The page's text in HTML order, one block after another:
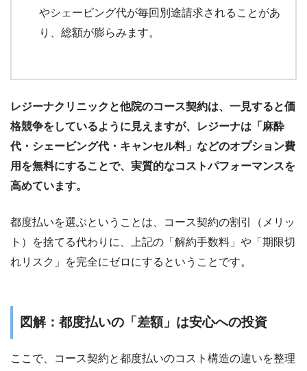
やシェービング代が毎回別途請求されることがあ
り、総額が膨らみます。
レジーナクリニックと他院のコース契約は、一見すると価
格競争をしているように見えますが、レジーナは「麻酔
代・シェービング代・キャンセル料」などのオプション費
用を無料にすることで、実質的なコストパフォーマンスを
高めています。
都度払いを選ぶということは、コース契約の割引（メリッ
ト）を捨てる代わりに、上記の「解約手数料」や「期限切
れリスク」を完全にゼロにするということです。
図解：都度払いの「差額」は安心への投資
ここで、コース契約と都度払いのコスト構造の違いを整理